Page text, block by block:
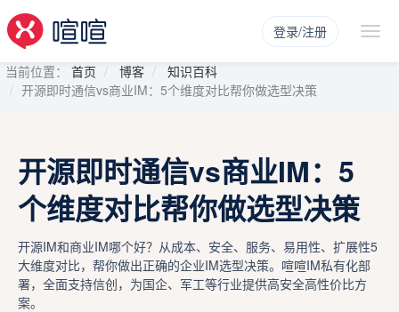
登录/注册
当前位置： 首页 博客
知识百科
开源即时通信vs商业IM：5个维度对比帮你做选型决策
开源即时通信vs商业IM：5
个维度对比帮你做选型决策
开源IM和商业IM哪个好？从成本、安全、服务、易用性、扩展性5
大维度对比，帮你做出正确的企业IM选型决策。喧喧IM私有化部
署，全面支持信创，为国企、军工等行业提供高安全高性价比方
案。